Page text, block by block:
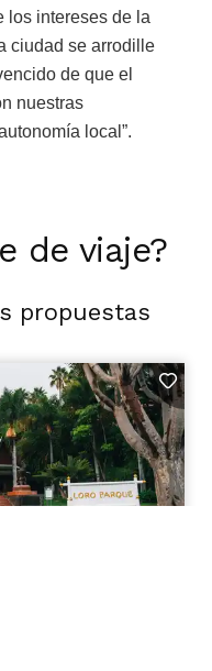
los intereses de la
ciudad se arrodille
de que el
nuestras
local”.
de viaje?
propuestas